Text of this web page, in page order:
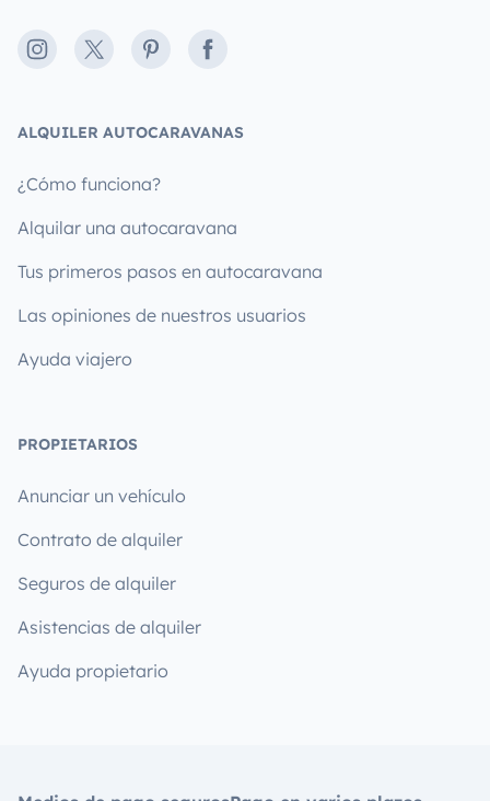
Instagram
X PinterestFacebook
ALQUILER AUTOCARAVANAS
¿Cómo funciona?
Alquilar una autocaravana
Tus primeros pasos en autocaravana
Las opiniones de nuestros usuarios
Ayuda viajero
PROPIETARIOS
Anunciar un vehículo
Contrato de alquiler
Seguros de alquiler
Asistencias de alquiler
Ayuda propietario